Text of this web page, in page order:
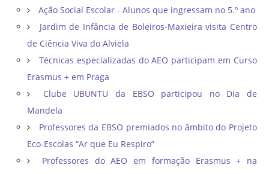
Ação Social Escolar - Alunos que ingressam no 5.º ano
Jardim de Infância de Boleiros-Maxieira visita Centro
de Ciência Viva do Alviela
Técnicas especializadas do AEO participam em Curso
Erasmus + em Praga
Clube UBUNTU da EBSO participou no Dia de
Mandela
Professores da EBSO premiados no âmbito do Projeto
Eco-Escolas “Ar que Eu Respiro”
Professores do AEO em formação Erasmus + na